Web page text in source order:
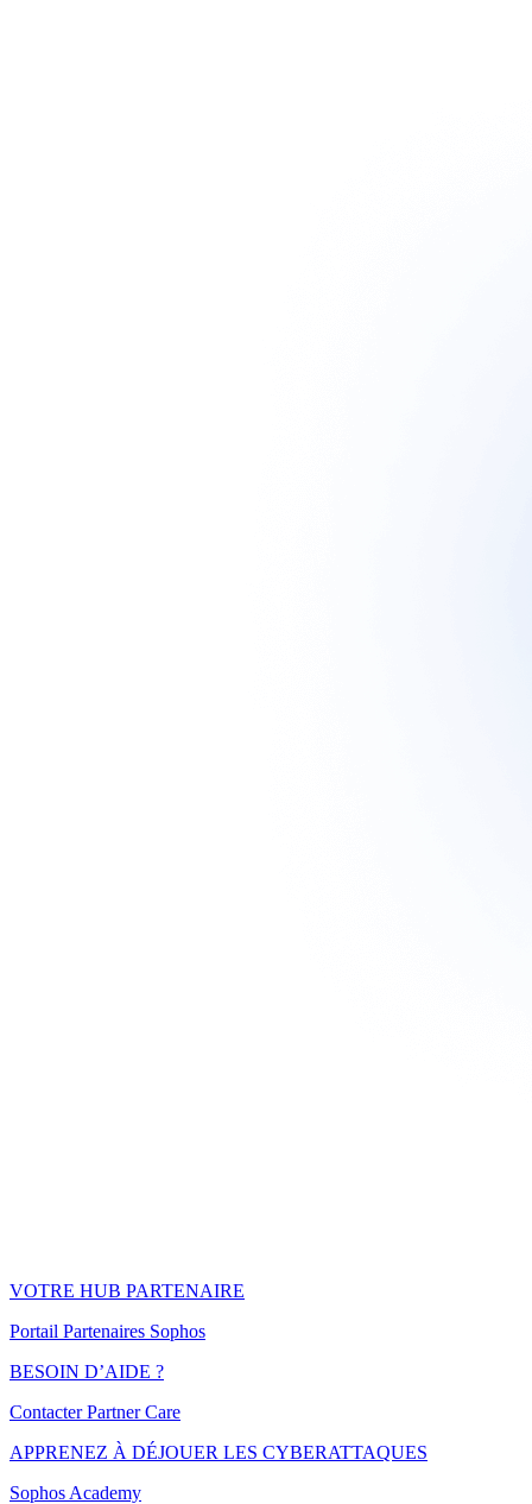
VOTRE HUB PARTENAIRE
Portail Partenaires Sophos
BESOIN D’AIDE ?
Contacter Partner Care
APPRENEZ À DÉJOUER LES CYBERATTAQUES
Sophos Academy